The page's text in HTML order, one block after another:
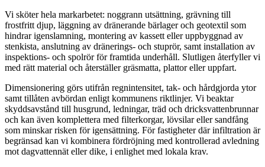
Vi sköter hela markarbetet: noggrann utsättning, grävning till
frostfritt djup, läggning av dränerande bärlager och geotextil som
hindrar igenslamning, montering av kassett eller uppbyggnad av
stenkista, anslutning av dränerings- och stuprör, samt installation av
inspektions- och spolrör för framtida underhåll. Slutligen återfyller vi
med rätt material och återställer gräsmatta, plattor eller uppfart.
Dimensionering görs utifrån regnintensitet, tak- och hårdgjorda ytor
samt tillåten avbördan enligt kommunens riktlinjer. Vi beaktar
skyddsavstånd till husgrund, ledningar, träd och dricksvattenbrunnar
och kan även komplettera med filterkorgar, lövsilar eller sandfång
som minskar risken för igensättning. För fastigheter där infiltration är
begränsad kan vi kombinera fördröjning med kontrollerad avledning
mot dagvattennät eller dike, i enlighet med lokala krav.